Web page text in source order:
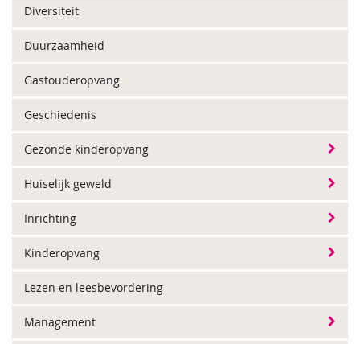
Diversiteit
Duurzaamheid
Gastouderopvang
Geschiedenis
Gezonde kinderopvang
Huiselijk geweld
Inrichting
Kinderopvang
Lezen en leesbevordering
Management